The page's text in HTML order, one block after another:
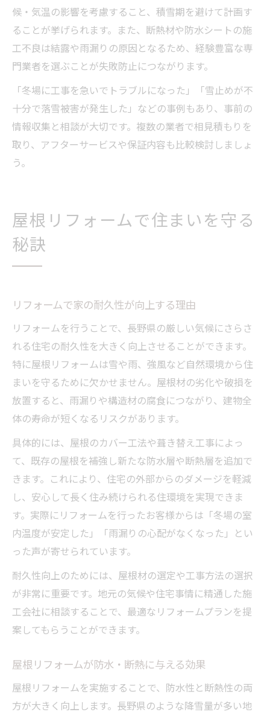
候・気温の影響を考慮すること、積雪期を避けて計画す
ることが挙げられます。また、断熱材や防水シートの施
工不良は結露や雨漏りの原因となるため、経験豊富な専
門業者を選ぶことが失敗防止につながります。
「冬場に工事を急いでトラブルになった」「雪止めが不
十分で落雪被害が発生した」などの事例もあり、事前の
情報収集と相談が大切です。複数の業者で相見積もりを
取り、アフターサービスや保証内容も比較検討しましょ
う。
屋根リフォームで住まいを守る
秘訣
リフォームで家の耐久性が向上する理由
リフォームを行うことで、長野県の厳しい気候にさらさ
れる住宅の耐久性を大きく向上させることができます。
特に屋根リフォームは雪や雨、強風など自然環境から住
まいを守るために欠かせません。屋根材の劣化や破損を
放置すると、雨漏りや構造材の腐食につながり、建物全
体の寿命が短くなるリスクがあります。
具体的には、屋根のカバー工法や葺き替え工事によっ
て、既存の屋根を補強し新たな防水層や断熱層を追加で
きます。これにより、住宅の外部からのダメージを軽減
し、安心して長く住み続けられる住環境を実現できま
す。実際にリフォームを行ったお客様からは「冬場の室
内温度が安定した」「雨漏りの心配がなくなった」とい
った声が寄せられています。
耐久性向上のためには、屋根材の選定や工事方法の選択
が非常に重要です。地元の気候や住宅事情に精通した施
工会社に相談することで、最適なリフォームプランを提
案してもらうことができます。
屋根リフォームが防水・断熱に与える効果
屋根リフォームを実施することで、防水性と断熱性の両
方が大きく向上します。長野県のような降雪量が多い地